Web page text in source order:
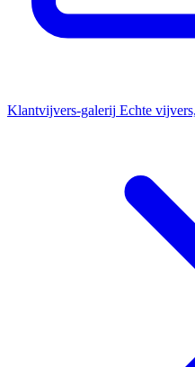
Klantvijvers-galerij Echte